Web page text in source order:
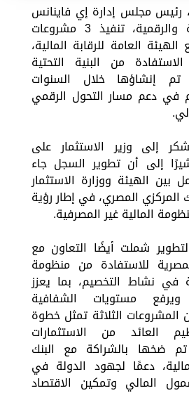
، رئيس مجلس إدارة إي فاينانس
للاستثمارات المالية والرقمية، تنفيذ 3 مشروعات
العامة للرقابة المالية،
من البنية التحتية
تم إنشاؤها خلال السنوات
في دعم مسار التحول الرقمي
إلى وزير الاستثمار على
إلى أن تطوير السجل جاء
بين الهيئة ووزارة الاستثمار
المركزي المصري، في إطار رؤية
المالية غير المصرفية.
شملت أيضًا التعاون مع
للاستفادة من منظومة
في نشاط التخصيم، بما يعزز
ويرفع مستويات الشفافية
المشروعات الثلاثة تمثل خطوة
العائد من الاستثمارات
تم ضخها بالشراكة مع البنك
دعمًا لجهود الدولة في
المالي وتمكين الاقتصاد